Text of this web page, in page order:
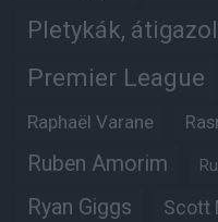
Pletykák,
Premier League
Raphaël Varane
Ruben Amorim
Ryan Giggs Scott